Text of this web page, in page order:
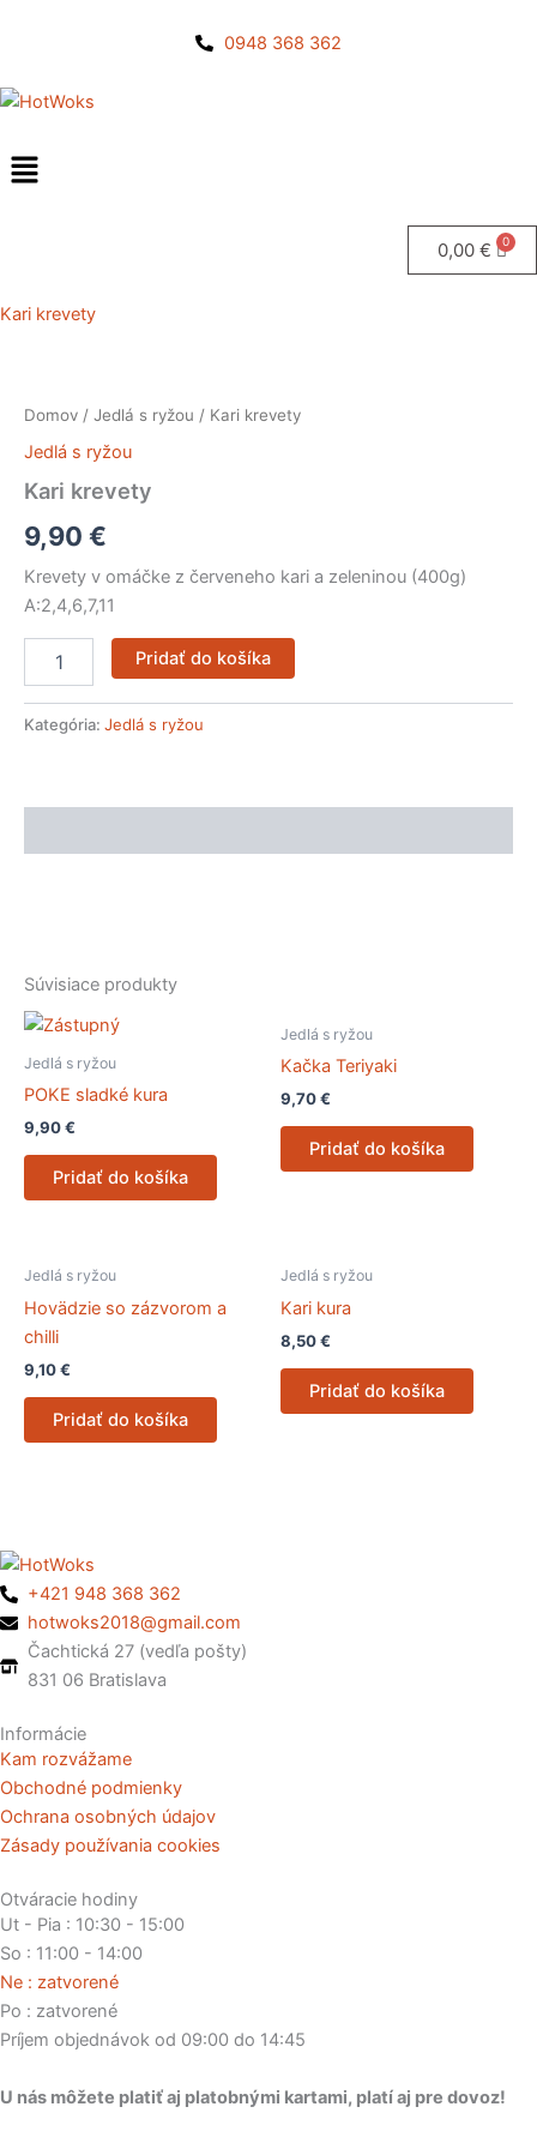
0948 368 362
0,00 €
Kari krevety
Domov / Jedlá s ryžou / Kari krevety
Jedlá s ryžou
Kari krevety
9,90 €
Krevety v omáčke z červeneho kari a zeleninou (400g)
A:2,4,6,7,11
krevety
Pridať do košíka
Kategória: Jedlá s ryžou
Súvisiace produkty
Jedlá s ryžou
POKE sladké kura
9,90€
Pridať do košíka
Jedlá s ryžou
Kačka Teriyaki
9,70€
Pridať do košíka
Jedlá s ryžou
Hovädzie so zázvorom a
chilli
9,10€
Pridať do košíka
Jedlá s ryžou
Kari kura
8,50€
Pridať do košíka
+421 948 368 362
hotwoks2018@gmail.com
Čachtická 27 (vedľa pošty)
831 06 Bratislava
Informácie
Kam rozvážame
Obchodné podmienky
Ochrana osobných údajov
Zásady používania cookies
Otváracie hodiny
Ut - Pia : 10:30 - 15:00
So : 11:00 - 14:00
Ne : zatvorené
Po : zatvorené
Príjem objednávok od 09:00 do 14:45
U nás môžete platiť aj platobnými kartami, platí aj pre dovoz!